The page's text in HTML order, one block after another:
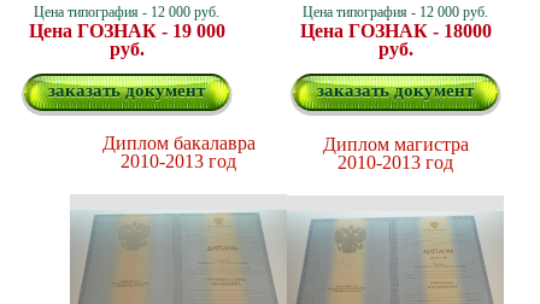
Цена типография - 12 000 руб.
Цена ГОЗНАК - 19 000
руб.
заказать документ
Цена типография - 12 000 руб.
Цена ГОЗНАК - 18000
руб.
заказать документ
Диплом бакалавра
2010-2013 год
Диплом магистра
2010-2013 год